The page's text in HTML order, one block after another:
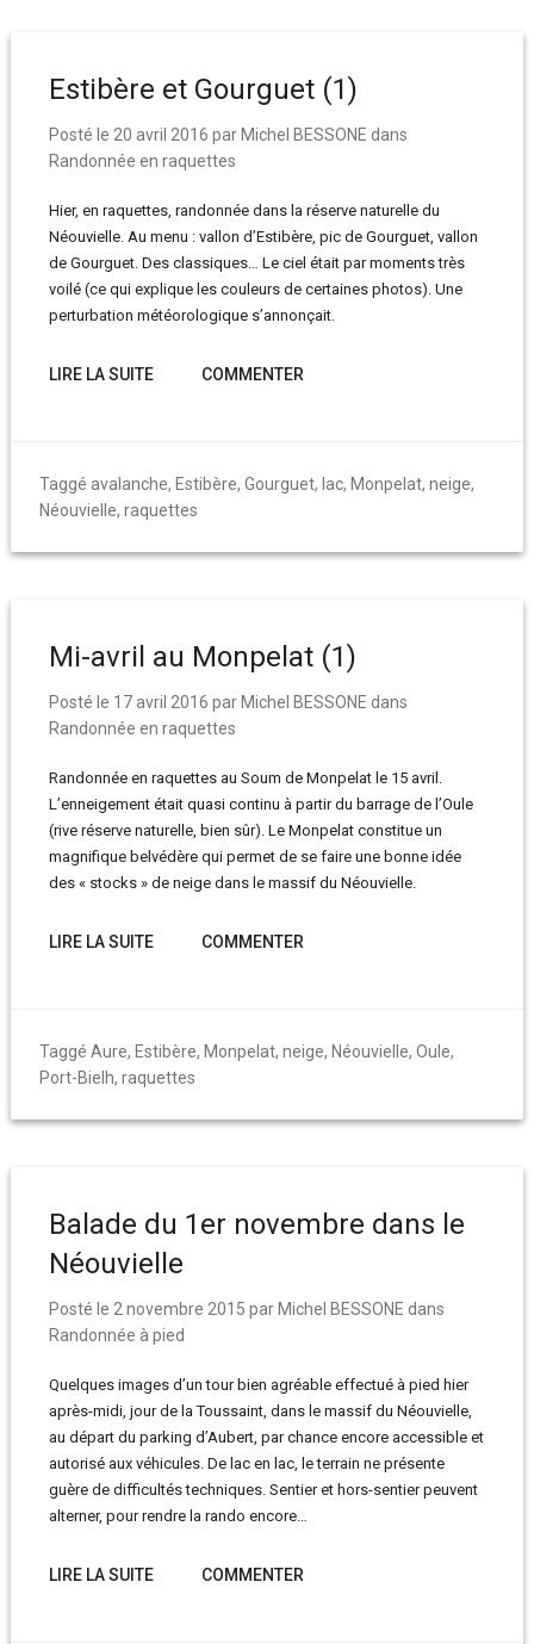
Estibère et Gourguet (1)
Posté le 20 avril 2016 par Michel BESSONE dans
Randonnée en raquettes
Hier, en raquettes, randonnée dans la réserve naturelle du
Néouvielle. Au menu : vallon d’Estibère, pic de Gourguet, vallon
de Gourguet. Des classiques… Le ciel était par moments très
voilé (ce qui explique les couleurs de certaines photos). Une
perturbation météorologique s’annonçait.
LIRE LA SUITE COMMENTER
Taggé avalanche, Estibère, Gourguet, lac, Monpelat, neige,
Néouvielle, raquettes
Mi-avril au Monpelat (1)
Posté le 17 avril 2016 par Michel BESSONE dans
Randonnée en raquettes
Randonnée en raquettes au Soum de Monpelat le 15 avril.
L’enneigement était quasi continu à partir du barrage de l’Oule
(rive réserve naturelle, bien sûr). Le Monpelat constitue un
magnifique belvédère qui permet de se faire une bonne idée
des « stocks » de neige dans le massif du Néouvielle.
LIRE LA SUITE COMMENTER
Taggé Aure, Estibère, Monpelat, neige, Néouvielle, Oule,
Port-Bielh, raquettes
Balade du 1er novembre dans le
Néouvielle
Posté le 2 novembre 2015 par Michel BESSONE dans
Randonnée à pied
Quelques images d’un tour bien agréable effectué à pied hier
après-midi, jour de la Toussaint, dans le massif du Néouvielle,
au départ du parking d’Aubert, par chance encore accessible et
autorisé aux véhicules. De lac en lac, le terrain ne présente
guère de difficultés techniques. Sentier et hors-sentier peuvent
alterner, pour rendre la rando encore…
LIRE LA SUITE COMMENTER